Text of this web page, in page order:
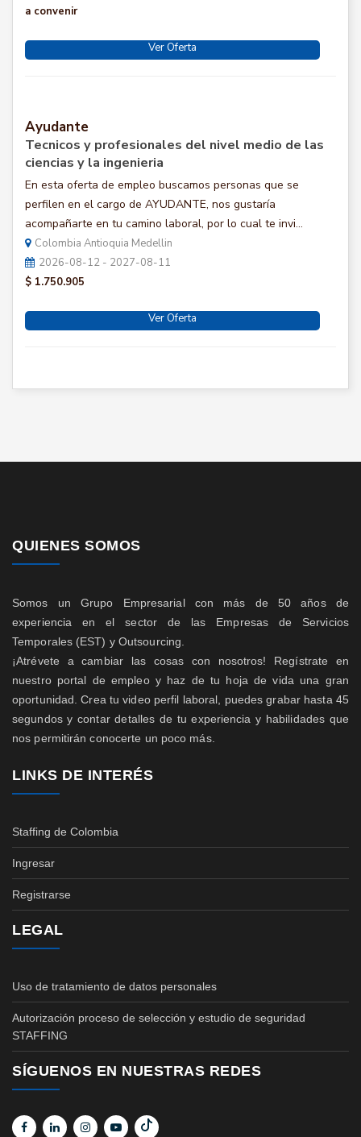
a convenir
Ver Oferta
Ayudante
Tecnicos y profesionales del nivel medio de las
ciencias y la ingenieria
En esta oferta de empleo buscamos personas que se
perfilen en el cargo de AYUDANTE, nos gustaría
acompañarte en tu camino laboral, por lo cual te invi...
Colombia Antioquia Medellin
2026-08-12 - 2027-08-11
$ 1.750.905
Ver Oferta
QUIENES SOMOS
Somos un Grupo Empresarial con más de 50 años de
experiencia en el sector de las Empresas de Servicios
Temporales (EST) y Outsourcing.
¡Atrévete a cambiar las cosas con nosotros! Regístrate en
nuestro portal de empleo y haz de tu hoja de vida una gran
oportunidad. Crea tu video perfil laboral, puedes grabar hasta 45
segundos y contar detalles de tu experiencia y habilidades que
nos permitirán conocerte un poco más.
LINKS DE INTERÉS
Staffing de Colombia
Ingresar
Registrarse
LEGAL
Uso de tratamiento de datos personales
Autorización proceso de selección y estudio de seguridad
STAFFING
SÍGUENOS EN NUESTRAS REDES